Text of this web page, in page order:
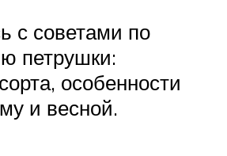
с советами по
петрушки:
особенности
и весной.